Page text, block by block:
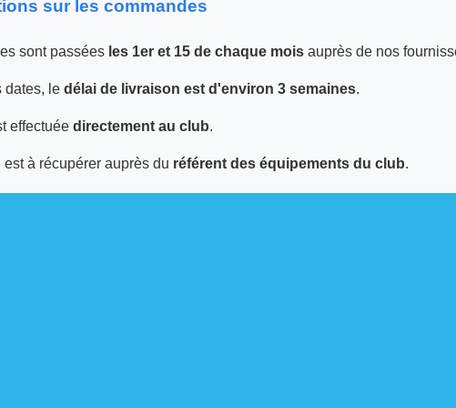
sur les commandes
sont passées les 1er et 15 de chaque moisauprès de nos
dates, le délai de livraison est d'environ 3 semaines.
effectuée directement au club.
est à récupérer auprès du référent des équipements du club.